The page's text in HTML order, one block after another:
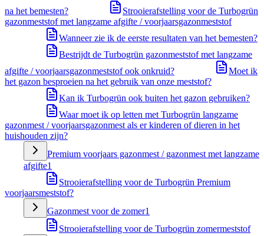
na het bemesten?
Strooierafstelling voor de Turbogrün
gazonmeststof met langzame afgifte / voorjaarsgazonmeststof
Wanneer zie ik de eerste resultaten van het bemesten?
Bestrijdt de Turbogrün gazonmeststof met langzame
afgifte / voorjaarsgazonmeststof ook onkruid?
Moet ik
het gazon besproeien na het gebruik van onze meststof?
Kan ik Turbogrün ook buiten het gazon gebruiken?
Waar moet ik op letten met Turbogrün langzame
gazonmest / voorjaarsgazonmest als er kinderen of dieren in het
huishouden zijn?
Premium voorjaars gazonmest / gazonmest met langzame
afgifte1
Strooierafstelling voor de Turbogrün Premium
voorjaarsmeststof?
Gazonmest voor de zomer1
Strooierafstelling voor de Turbogrün zomermeststof